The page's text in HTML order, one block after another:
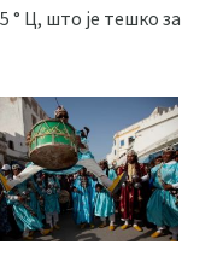
° Ц, што је тешко за